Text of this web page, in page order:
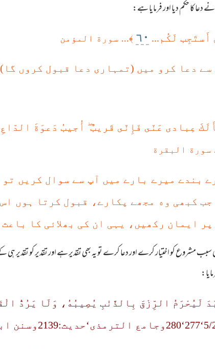
نے دعا کا حکم دیا اور فرمایا ہے:
أَستَجِب لَكُم... ٦٠ ﴾... سورة المؤمن
سے دعا کرو میں (تمہاری دعا قبول کروں گا)
عِبادى عَنّى فَإِنّى قَر‌يبٌۖ أُجيبُ دَعوَةَ
سورة البقرة
بندے میرے بارے میں آپ سے سوال کریں
جب کبھی وه مجھے پکارے، قبول کرتا ہوں
ایمان رکھیں، یہی ان کی بھلائی کا باعث
سبب مشروع کو اختیار کرے اور دعا کرے تو یہ بھی تقدیر ہے اور تقدیر کو
لَيُحْرَمُ الرِّزْقَ بِالذَّنْبِ يُصِيبُهُ، وَلَا يَرُدُّ